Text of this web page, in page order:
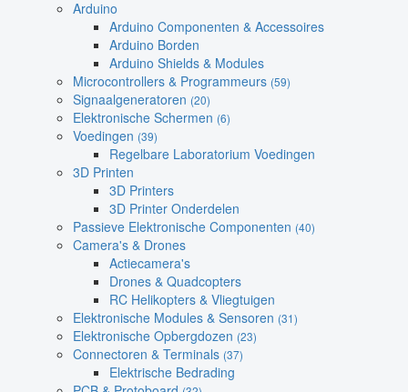
Arduino
Arduino Componenten & Accessoires
Arduino Borden
Arduino Shields & Modules
Microcontrollers & Programmeurs (59)
Signaalgeneratoren (20)
Elektronische Schermen (6)
Voedingen (39)
Regelbare Laboratorium Voedingen
3D Printen
3D Printers
3D Printer Onderdelen
Passieve Elektronische Componenten (40)
Camera's & Drones
Actiecamera's
Drones & Quadcopters
RC Helikopters & Vliegtuigen
Elektronische Modules & Sensoren (31)
Elektronische Opbergdozen (23)
Connectoren & Terminals (37)
Elektrische Bedrading